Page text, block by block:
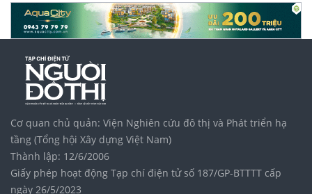
Cơ quan chủ quản: Viện Nghiên cứu đô thị và Phát triển hạ
tầng (Tổng hội Xây dựng Việt Nam)
Thành lập: 12/6/2006
Giấy phép hoạt động Tạp chí điện tử số 187/GP-BTTTT cấp
ngày 26/5/2023